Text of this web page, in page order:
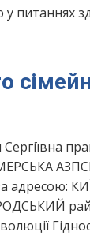
питаннях
адресою: